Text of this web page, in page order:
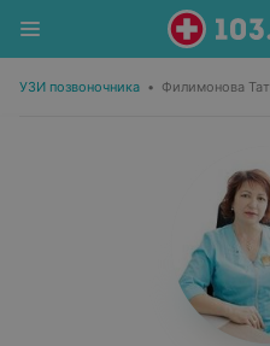
УЗИ позвоночника • Филимонова